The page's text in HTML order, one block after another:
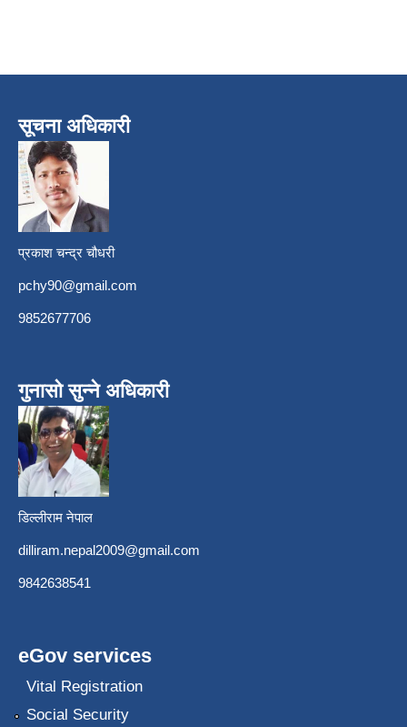
सूचना अधिकारी
प्रकाश चन्द्र चौधरी
pchy90@gmail.com
9852677706
गुनासो सुन्ने अधिकारी
डिल्लीराम नेपाल
dilliram.nepal2009@gmail.com
9842638541
eGov services
Vital Registration
Social Security